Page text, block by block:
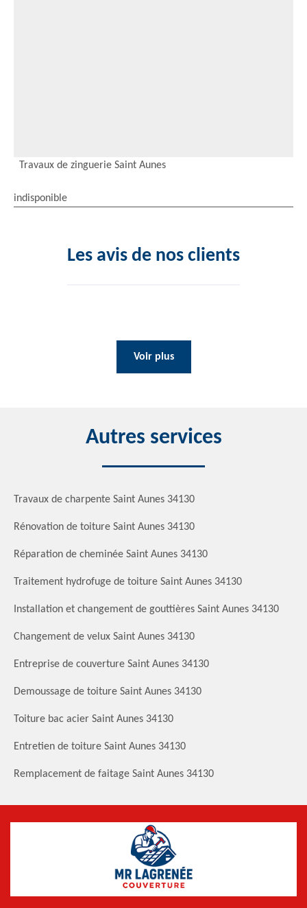
Travaux de zinguerie Saint Aunes
indisponible
Les avis de nos clients
Voir plus
Autres services
Travaux de charpente Saint Aunes 34130
Rénovation de toiture Saint Aunes 34130
Réparation de cheminée Saint Aunes 34130
Traitement hydrofuge de toiture Saint Aunes 34130
Installation et changement de gouttières Saint Aunes 34130
Changement de velux Saint Aunes 34130
Entreprise de couverture Saint Aunes 34130
Demoussage de toiture Saint Aunes 34130
Toiture bac acier Saint Aunes 34130
Entretien de toiture Saint Aunes 34130
Remplacement de faitage Saint Aunes 34130